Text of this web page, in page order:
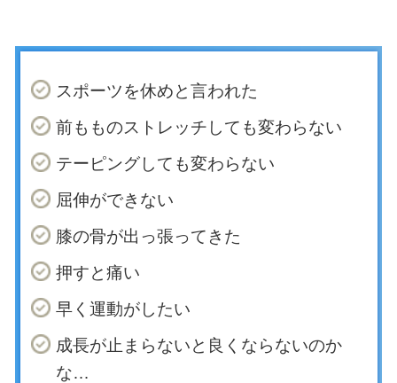
スポーツを休めと言われた
前もものストレッチしても変わらない
テーピングしても変わらない
屈伸ができない
膝の骨が出っ張ってきた
押すと痛い
早く運動がしたい
成長が止まらないと良くならないのか
な…